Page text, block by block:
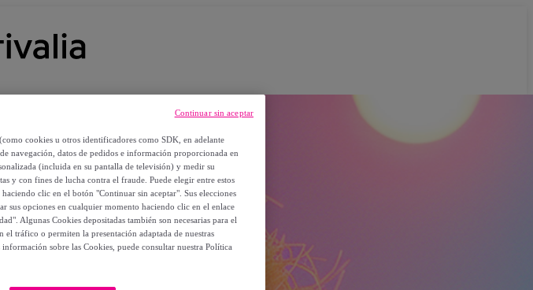
cookies u otros identificadores como SDK, en adelante
navegación, datos de pedidos e información proporcionada en
(incluida en su pantalla de televisión) y medir su
y con fines de lucha contra el fraude. Puede elegir entre estos
clic en el botón "Continuar sin aceptar". Sus elecciones
sus opciones en cualquier momento haciendo clic en el enlace
Algunas Cookies depositadas también son necesarias para el
tráfico o permiten la presentación adaptada de nuestras
sobre las Cookies, puede consultar nuestra Política
Continuar sin aceptar